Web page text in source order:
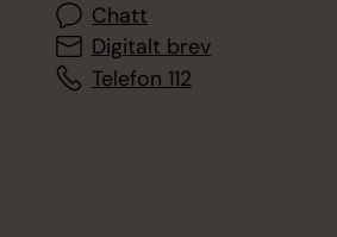
Chatt
Digitalt brev
Telefon 112